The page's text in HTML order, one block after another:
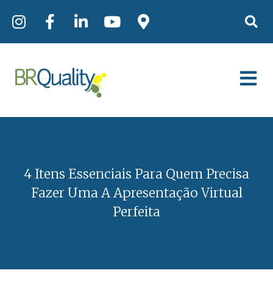
4 Itens Essenciais Para Quem Precisa
Fazer Uma A Apresentação Virtual
Perfeita